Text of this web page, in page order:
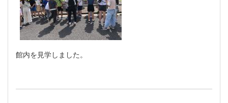
館内を見学しました。